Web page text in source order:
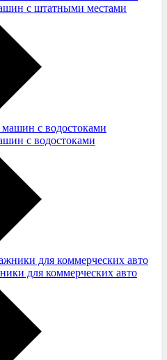
с штатными местами
с водостоками
для коммерческих авто